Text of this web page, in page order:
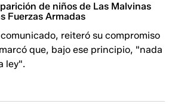
de niños de Las Malvinas
Fuerzas Armadas
reiteró su compromiso
que, bajo ese principio, "nada
ley".